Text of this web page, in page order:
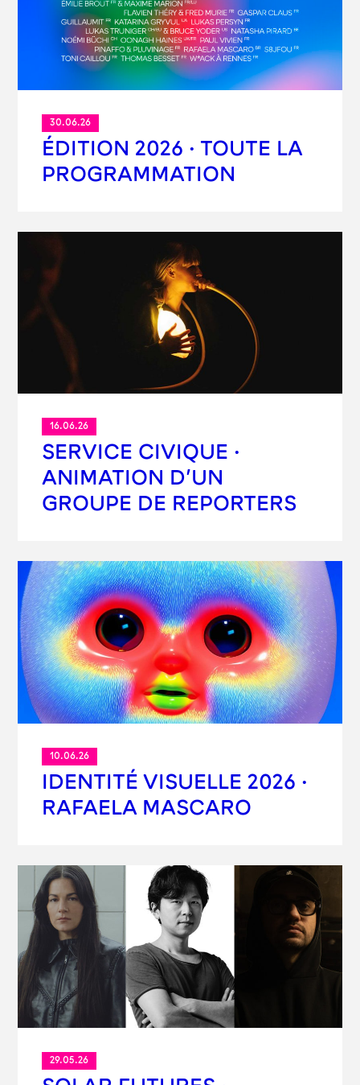
30.06.26
ÉDITION 2026 · TOUTE LA
PROGRAMMATION
16.06.26
SERVICE CIVIQUE ·
ANIMATION D’UN
GROUPE DE REPORTERS
10.06.26
IDENTITÉ VISUELLE 2026 ·
RAFAELA MASCARO
29.05.26